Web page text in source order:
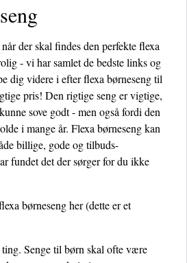
der skal findes den perfekte flexa
- vi har samlet de bedste links og
dig videre i efter flexa børneseng til
pris! Den rigtige seng er vigtige,
sove godt - men også fordi den
i mange år. Flexa børneseng kan
billige, gode og tilbuds-
fundet det der sørger for du ikke
børneseng her(dette er et
Senge til børn skal ofte være